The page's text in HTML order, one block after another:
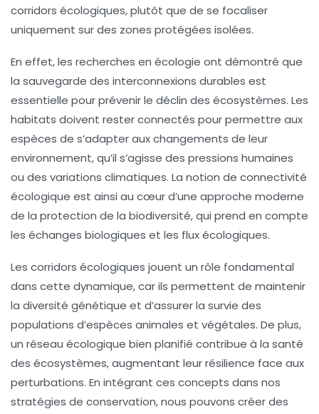
corridors écologiques, plutôt que de se focaliser
uniquement sur des zones protégées isolées.
En effet, les recherches en écologie ont démontré que
la sauvegarde des interconnexions durables est
essentielle pour prévenir le déclin des écosystèmes. Les
habitats doivent rester connectés pour permettre aux
espèces de s’adapter aux changements de leur
environnement, qu’il s’agisse des pressions humaines
ou des variations climatiques. La notion de connectivité
écologique est ainsi au cœur d’une approche moderne
de la protection de la biodiversité, qui prend en compte
les échanges biologiques et les flux écologiques.
Les corridors écologiques jouent un rôle fondamental
dans cette dynamique, car ils permettent de maintenir
la diversité génétique et d’assurer la survie des
populations d’espèces animales et végétales. De plus,
un réseau écologique bien planifié contribue à la santé
des écosystèmes, augmentant leur résilience face aux
perturbations. En intégrant ces concepts dans nos
stratégies de conservation, nous pouvons créer des